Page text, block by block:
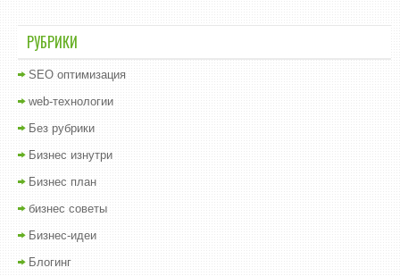
РУБРИКИ
SEO оптимизация
web-технологии
Без рубрики
Бизнес изнутри
Бизнес план
бизнес советы
Бизнес-идеи
Блогинг